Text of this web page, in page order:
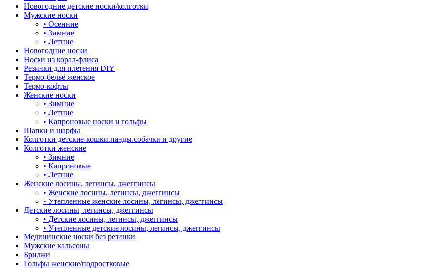
Новогодние детские носки/колготки
Мужские носки
• Осенние
• Зимние
• Летние
Новогодние носки
Носки из корал-флиса
Резинки для плетения DIY
Термо-бельё женское
Термо-кофты
Женские носки
• Зимние
• Летние
• Капроновые носки и гольфы
Шапки и шарфы
Колготки детские-кошки.панды.собачки и другие
Колготки женские
• Зимние
• Капроновые
• Летние
Женские лосины, легинсы, джеггинсы
• Женские лосины, легинсы, джеггинсы
• Утепленные женские лосины, легинсы, джеггинсы
Детские лосины, легинсы, джеггинсы
• Детские лосины, легинсы, джеггинсы
• Утепленные детские лосины, легинсы, джеггинсы
Медицинские носки без резинки
Мужские кальсоны
Бриджи
Гольфы женские/подростковые